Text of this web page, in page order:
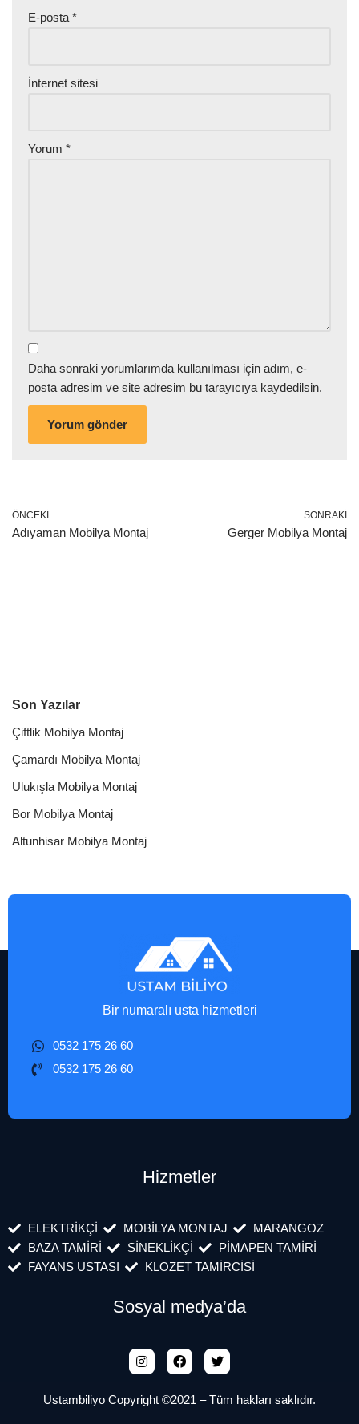
E-posta *
İnternet sitesi
Yorum *
Daha sonraki yorumlarımda kullanılması için adım, e-
posta adresim ve site adresim bu tarayıcıya kaydedilsin.
ÖNCEKI
Adıyaman Mobilya Montaj
SONRAKI
Gerger Mobilya Montaj
Son Yazılar
Çiftlik Mobilya Montaj
Çamardı Mobilya Montaj
Ulukışla Mobilya Montaj
Bor Mobilya Montaj
Altunhisar Mobilya Montaj
Bir numaralı usta hizmetleri
0532 175 26 60
0532 175 26 60
Hizmetler
ELEKTRİKÇİ MOBİLYA MONTAJ
MARANGOZ
BAZA TAMİRİ
SİNEKLİKÇİ
PİMAPEN TAMİRİ
FAYANS USTASI
KLOZET TAMİRCİSİ
Sosyal medya’da
Ustambiliyo Copyright ©2021 – Tüm hakları saklıdır.